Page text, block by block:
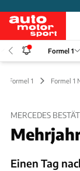
Formel 1
Formel 1 Formel 1
MERCEDES
Einen Tag